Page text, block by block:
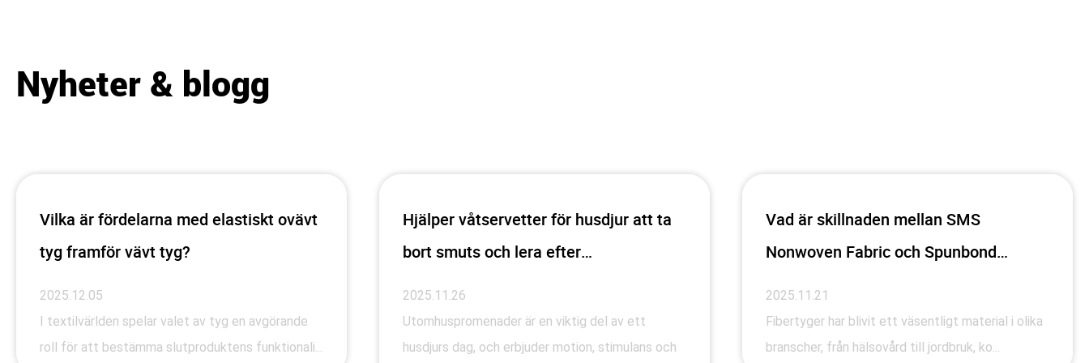
Nyheter & blogg
Vilka är fördelarna med elastiskt ovävt
tyg framför vävt tyg?
2025.12.05
I textilvärlden spelar valet av tyg en avgörande
roll för att bestämma slutproduktens funktionali...
Hjälper våtservetter för husdjur att ta
bort smuts och lera efter
2025.11.26
Utomhuspromenader är en viktig del av ett
husdjurs dag, och erbjuder motion, stimulans och
Vad är skillnaden mellan SMS
Nonwoven Fabric och Spunbond
2025.11.21
Fibertyger har blivit ett väsentligt material i olika
branscher, från hälsovård till jordbruk, ko...